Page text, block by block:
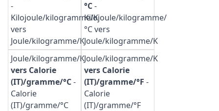
-
Kilojoule/kilogramme/K
vers
Joule/kilogramme/K
°C-
Kilojoule/kilogramme/
°C vers
Joule/kilogramme/K
Joule/kilogramme/K
vers Calorie
(IT)/gramme/°C-
Calorie
(IT)/gramme/°C
Joule/kilogramme/K
vers Calorie
(IT)/gramme/°F -
Calorie
(IT)/gramme/°F